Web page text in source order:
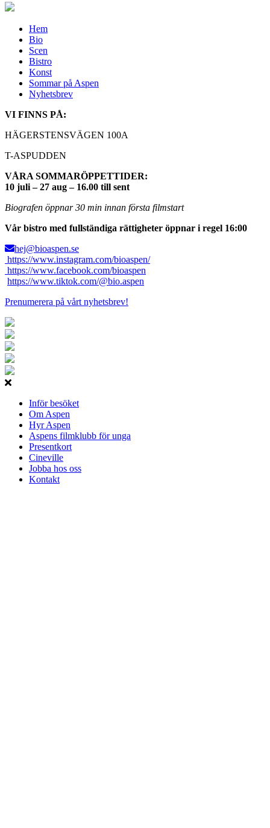
Hem
Bio
Scen
Bistro
Konst
Sommar på Aspen
Nyhetsbrev
VI FINNS PÅ:
HÄGERSTENSVÄGEN 100A
T-ASPUDDEN
VÅRA SOMMARÖPPETTIDER:
10 juli – 27 aug – 16.00 till sent
Biografen öppnar 30 min innan första filmstart
Vår bistro med fullständiga rättigheter öppnar i regel 16:00
hej@bioaspen.se
https://www.instagram.com/bioaspen/
https://www.facebook.com/bioaspen
https://www.tiktok.com/@bio.aspen
Prenumerera på vårt nyhetsbrev!
Inför besöket
Om Aspen
Hyr Aspen
Aspens filmklubb för unga
Presentkort
Cineville
Jobba hos oss
Kontakt